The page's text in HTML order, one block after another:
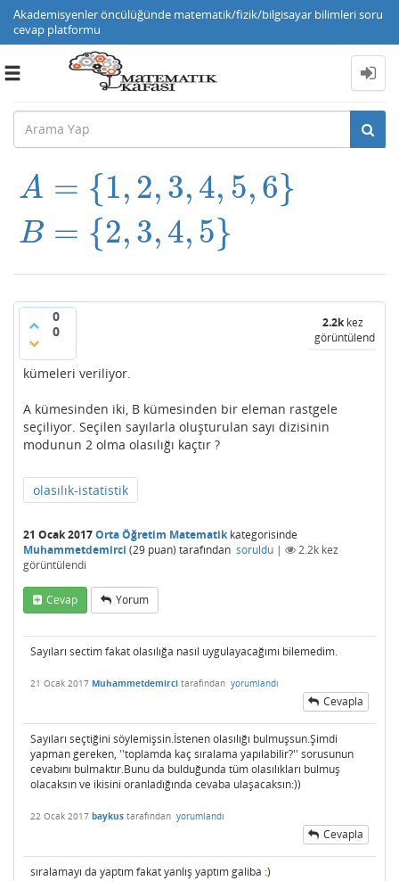
Akademisyenler öncülüğünde matematik/fizik/bilgisayar bilimleri soru
cevap platformu
Toggle
A = {1, 2, 3, 4, 5, 6}
B = {2, 3, 4, 5}
A= ,3,4 ,5, 6} B={ 2 3 ,4,
0
0
2.2kkez
görüntülendi
kümeleri veriliyor.
A kümesinden iki, B kümesinden bir eleman rastgele
seçiliyor. Seçilen sayılarla oluşturulan sayı dizisinin
modunun 2 olma olasılığı kaçtır ?
olasılık-istatistik
21 Ocak 2017Orta Öğretim Matematikkategorisinde
Muhammetdemirci (29 puan) tarafından soruldu | 2.2k kez
görüntülendi
Cevap Yorum
Sayıları sectim fakat olasılığa nasıl uygulayacağımı bilemedim.
21 Ocak 2017 Muhammetdemirci tarafından yorumlandı
Cevapla
Sayıları seçtiğini söylemişsin.İstenen olasılığı bulmuşsun.Şimdi
yapman gereken, ''toplamda kaç sıralama yapılabilir?'' sorusunun
cevabını bulmaktır.Bunu da bulduğunda tüm olasılıkları bulmuş
olacaksın ve ikisini oranladığında cevaba ulaşacaksın:))
22 Ocak 2017 baykus tarafından yorumlandı
Cevapla
sıralamayı da yaptım fakat yanlış yaptım galiba :)